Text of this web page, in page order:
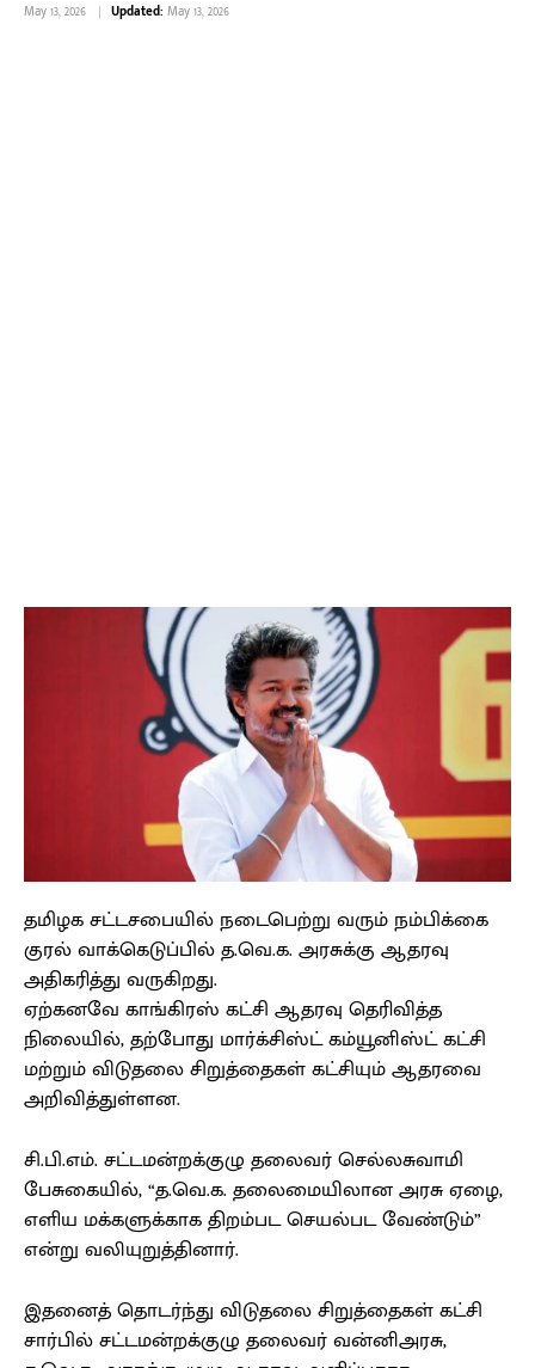
May 13, 2026 Updated: May 13, 2026
தமிழக சட்டசபையில் நடைபெற்று வரும் நம்பிக்கை
குரல் வாக்கெடுப்பில் த.வெ.க. அரசுக்கு ஆதரவு
அதிகரித்து வருகிறது.
ஏற்கனவே காங்கிரஸ் கட்சி ஆதரவு தெரிவித்த
நிலையில், தற்போது மார்க்சிஸ்ட் கம்யூனிஸ்ட் கட்சி
மற்றும் விடுதலை சிறுத்தைகள் கட்சியும் ஆதரவை
அறிவித்துள்ளன.
சி.பி.எம். சட்டமன்றக்குழு தலைவர் செல்லசுவாமி
பேசுகையில், “த.வெ.க. தலைமையிலான அரசு ஏழை,
எளிய மக்களுக்காக திறம்பட செயல்பட வேண்டும்”
என்று வலியுறுத்தினார்.
இதனைத் தொடர்ந்து விடுதலை சிறுத்தைகள் கட்சி
சார்பில் சட்டமன்றக்குழு தலைவர் வன்னிஅரசு,